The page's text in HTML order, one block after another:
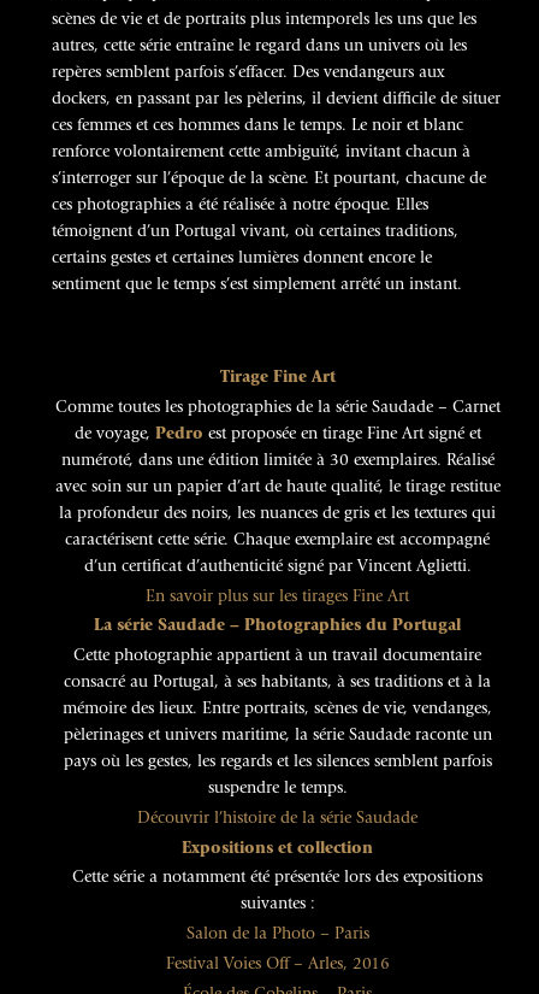
scènes de vie et de portraits plus intemporels les uns que les
autres, cette série entraîne le regard dans un univers où les
repères semblent parfois s’effacer. Des vendangeurs aux
dockers, en passant par les pèlerins, il devient difficile de situer
ces femmes et ces hommes dans le temps. Le noir et blanc
renforce volontairement cette ambiguïté, invitant chacun à
s’interroger sur l’époque de la scène. Et pourtant, chacune de
ces photographies a été réalisée à notre époque. Elles
témoignent d’un Portugal vivant, où certaines traditions,
certains gestes et certaines lumières donnent encore le
sentiment que le temps s’est simplement arrêté un instant.
Tirage Fine Art
Comme toutes les photographies de la série Saudade – Carnet
de voyage, Pedro est proposée en tirage Fine Art signé et
numéroté, dans une édition limitée à 30 exemplaires. Réalisé
avec soin sur un papier d’art de haute qualité, le tirage restitue
la profondeur des noirs, les nuances de gris et les textures qui
caractérisent cette série. Chaque exemplaire est accompagné
d’un certificat d’authenticité signé par Vincent Aglietti.
En savoir plus sur les tirages Fine Art
La série Saudade – Photographies du Portugal
Cette photographie appartient à un travail documentaire
consacré au Portugal, à ses habitants, à ses traditions et à la
mémoire des lieux. Entre portraits, scènes de vie, vendanges,
pèlerinages et univers maritime, la série Saudade raconte un
pays où les gestes, les regards et les silences semblent parfois
suspendre le temps.
Découvrir l’histoire de la série Saudade
Expositions et collection
Cette série a notamment été présentée lors des expositions
suivantes :
Salon de la Photo – Paris
Festival Voies Off – Arles, 2016